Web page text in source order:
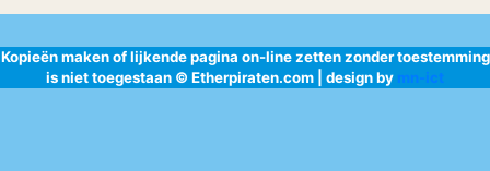
Kopieën maken of lijkende pagina on-line zetten zonder toestemming
is niet toegestaan © Etherpiraten.com | design by mn-ict